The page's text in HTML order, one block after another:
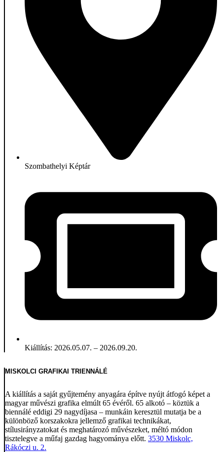
Szombathelyi Képtár
Kiállítás: 2026.05.07. – 2026.09.20.
MISKOLCI GRAFIKAI TRIENNÁLÉ
A kiállítás a saját gyűjtemény anyagára építve nyújt átfogó képet a
magyar művészi grafika elmúlt 65 évéről. 65 alkotó – köztük a
biennálé eddigi 29 nagydíjasa – munkáin keresztül mutatja be a
különböző korszakokra jellemző grafikai technikákat,
stílusirányzatokat és meghatározó művészeket, méltó módon
tisztelegve a műfaj gazdag hagyománya előtt. 3530 Miskolc,
Rákóczi u. 2.